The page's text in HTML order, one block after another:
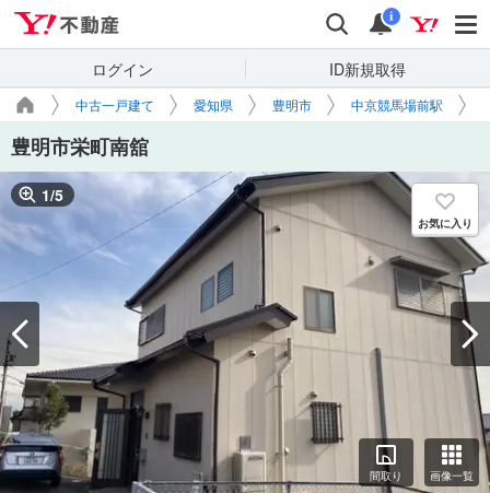
検索 通知
i
ログイン ID新規取得
中古一戸建て 愛知県 豊明市 中京競馬場前駅
豊明市栄町南舘
1/5
お気に入り
間取り 画像一覧